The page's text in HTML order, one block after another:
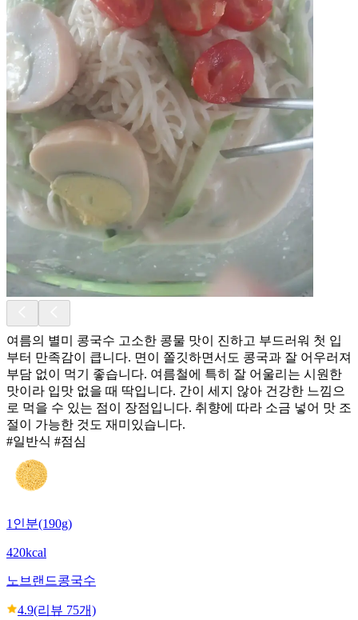
여름의 별미 콩국수 고소한 콩물 맛이 진하고 부드러워 첫 입
부터 만족감이 큽니다. 면이 쫄깃하면서도 콩국과 잘 어우러져
부담 없이 먹기 좋습니다. 여름철에 특히 잘 어울리는 시원한
맛이라 입맛 없을 때 딱입니다. 간이 세지 않아 건강한 느낌으
로 먹을 수 있는 점이 장점입니다. 취향에 따라 소금 넣어 맛 조
절이 가능한 것도 재미있습니다.
#일반식 #점심
1인분(190g)
420kcal
노브랜드콩국수
4.9(리뷰 75개)